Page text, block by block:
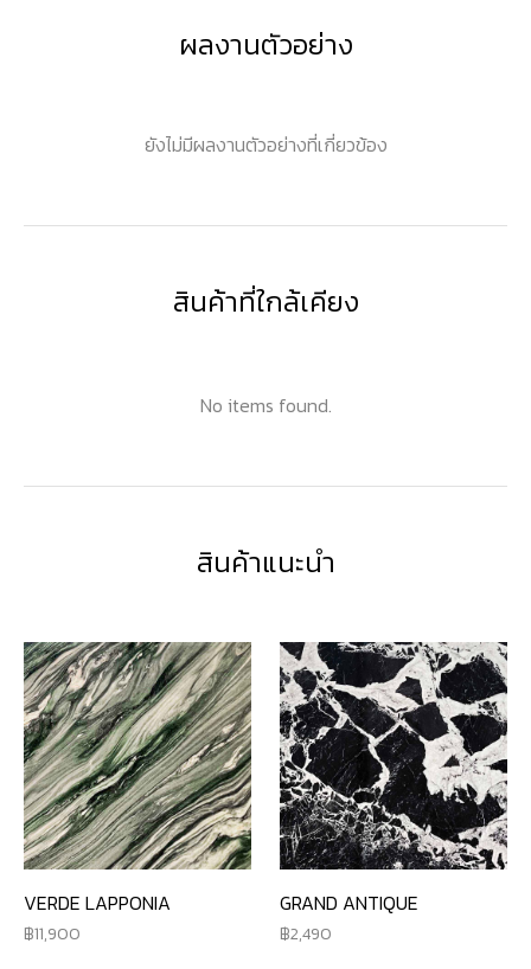
ผลงานตัวอย่าง
ยังไม่มีผลงานตัวอย่างที่เกี่ยวข้อง
สินค้าที่ใกล้เคียง
No items found.
สินค้าแนะนำ
VERDE LAPPONIA
11,900
GRAND ANTIQUE
2,490